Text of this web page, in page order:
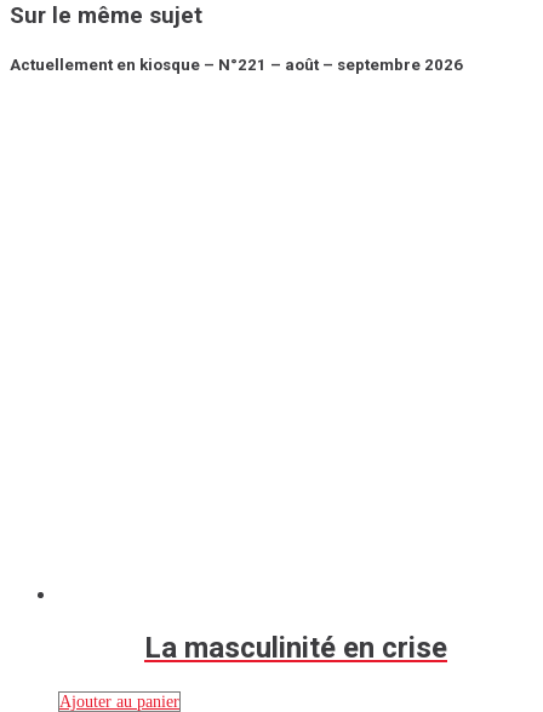
Sur le même sujet
Actuellement en kiosque – N°221 – août – septembre 2026
La masculinité en crise
Ajouter au panier